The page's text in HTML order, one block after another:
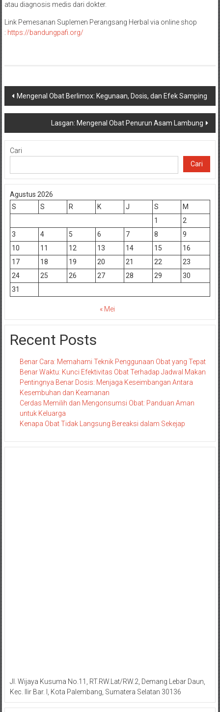
atau diagnosis medis dari dokter.
Link Pemesanan Suplemen Perangsang Herbal via online shop
: https://bandungpafi.org/
Navigasi
pos
Mengenal Obat Berlimox: Kegunaan, Dosis, dan Efek Samping
Lasgan: Mengenal Obat Penurun Asam Lambung
Cari
Cari
Agustus 2026
S
S R K J S
M
1
2
3
4 5 6 7 8
9
10
11 12 13 14 15
16
17
18 19 20 21 22
23
24
25 26 27 28 29
30
31
« Mei
Recent Posts
Benar Cara: Memahami Teknik Penggunaan Obat yang Tepat
Benar Waktu: Kunci Efektivitas Obat Terhadap Jadwal Makan
Pentingnya Benar Dosis: Menjaga Keseimbangan Antara
Kesembuhan dan Keamanan
Cerdas Memilih dan Mengonsumsi Obat: Panduan Aman
untuk Keluarga
Kenapa Obat Tidak Langsung Bereaksi dalam Sekejap
Jl. Wijaya Kusuma No.11, RT.RW.Lat/RW.2, Demang Lebar Daun,
Kec. Ilir Bar. I, Kota Palembang, Sumatera Selatan 30136